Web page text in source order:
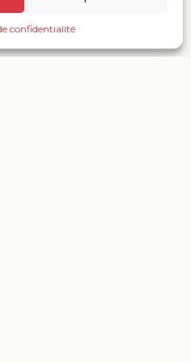
confidentialité